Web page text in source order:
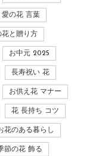
愛の花 言葉
花と贈り方
お中元 2025
長寿祝い 花
お供え花 マナー
花 長持ち コツ
花のある暮らし
節の花 飾る